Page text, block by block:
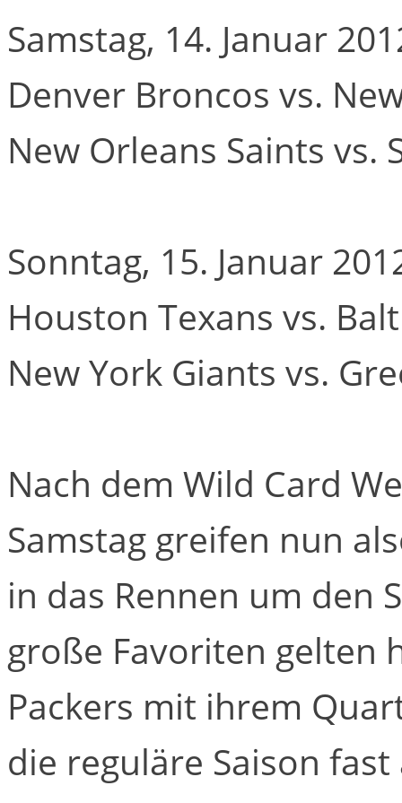
Samstag, 14. Januar
Denver Broncos vs.
New Orleans Saints vs.
Sonntag, 15. Januar
Houston Texans vs.
New York Giants vs.
Nach dem Wild Card
Samstag greifen nun
in das Rennen um den
große Favoriten gelten
Packers mit ihrem
die reguläre Saison